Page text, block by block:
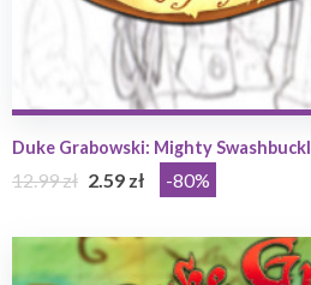
Duke Grabowski: Mighty
12.99 zł 2.59 zł -80%